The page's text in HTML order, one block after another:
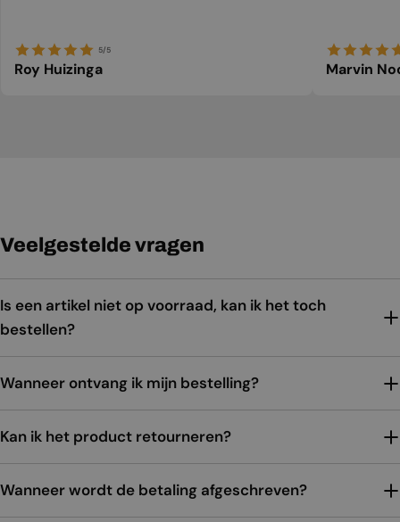
5/5
Roy Huizinga Marvin
Veelgestelde vragen
Is een artikel niet op voorraad, kan ik het toch
bestellen?
Wanneer ontvang ik mijn bestelling?
Kan ik het product retourneren?
Wanneer wordt de betaling afgeschreven?